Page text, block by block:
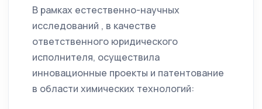
В рамках естественно-научных
исследований , в качестве
ответственного юридического
исполнителя, осуществила
инновационные проекты и патентование
в области химических технологий: